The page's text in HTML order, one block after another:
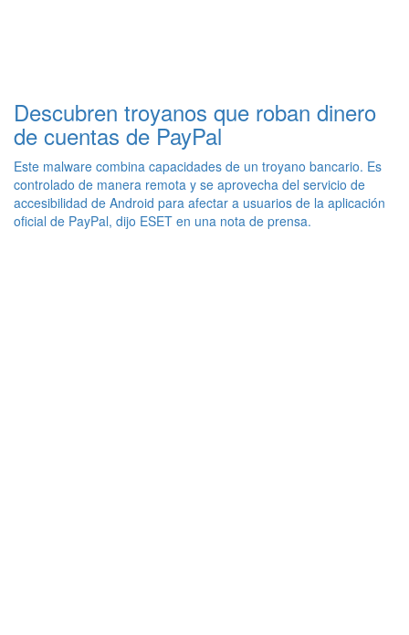
Descubren troyanos que roban dinero
de cuentas de PayPal
Este malware combina capacidades de un troyano bancario. Es
controlado de manera remota y se aprovecha del servicio de
accesibilidad de Android para afectar a usuarios de la aplicación
oficial de PayPal, dijo ESET en una nota de prensa.